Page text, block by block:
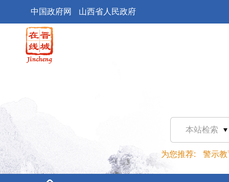
中国政府网 山西省人民政府
本站检索
为您推荐: 警示教